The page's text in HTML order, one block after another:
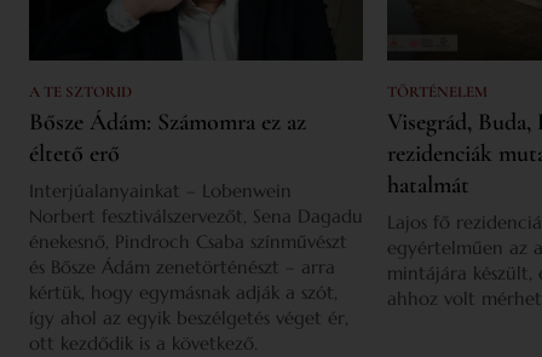
A TE SZTORID
Bősze Ádám: Számomra ez az
éltető erő
Interjúalanyainkat – Lobenwein
Norbert fesztiválszervezőt, Sena Dagadu
énekesnő, Pindroch Csaba színművészt
és Bősze Ádám zenetörténészt – arra
kértük, hogy egymásnak adják a szót,
így ahol az egyik beszélgetés véget ér,
ott kezdődik is a következő.
TÖRTÉNELEM
Visegrád,
rezidenciák
hatalmát
Lajos fő
egyértelműen az
mintájára készült,
ahhoz volt